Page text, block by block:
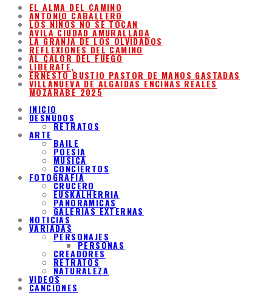
EL ALMA DEL CAMINO
ANTONIO CABALLERO
LOS NIÑOS NO SE TOCAN
ÁVILA CIUDAD AMURALLADA
LA GRANJA DE LOS OLVIDADOS
REFLEXIONES DEL CAMINO
AL CALOR DEL FUEGO
LIBÉRATE,
ERNESTO BUSTIO PASTOR DE MANOS GASTADAS
VILLANUEVA DE ALGAIDAS ENCINAS REALES
MOZARABE 2025
INICIO
DESNUDOS
RETRATOS
ARTE
BAILE
POESIA
MUSICA
CONCIERTOS
FOTOGRAFIA
CRUCERO
EUSKALHERRIA
PANORAMICAS
GALERIAS EXTERNAS
NOTICIAS
VARIADAS
PERSONAJES
PERSONAS
CREADORES
RETRATOS
NATURALEZA
VIDEOS
CANCIONES